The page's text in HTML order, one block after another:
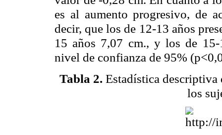
es al aumento progresivo, de
decir, que los de 12-13 años
15 años 7,07 cm., y los de 15-
nivel de confianza de 95%
Tabla 2. Estadística descriptiva
los